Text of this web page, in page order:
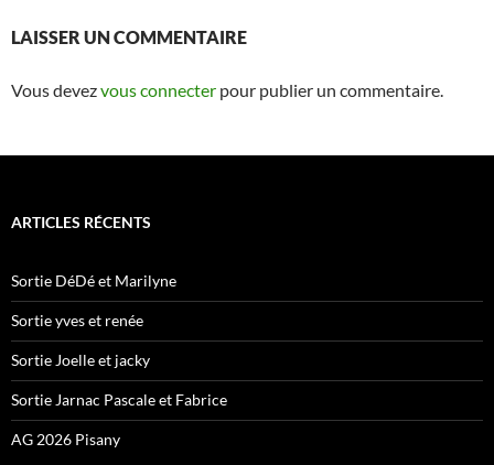
LAISSER UN COMMENTAIRE
Vous devezvous connecter pour publier un commentaire.
ARTICLES RÉCENTS
Sortie DéDé et Marilyne
Sortie yves et renée
Sortie Joelle et jacky
Sortie Jarnac Pascale et Fabrice
AG 2026 Pisany